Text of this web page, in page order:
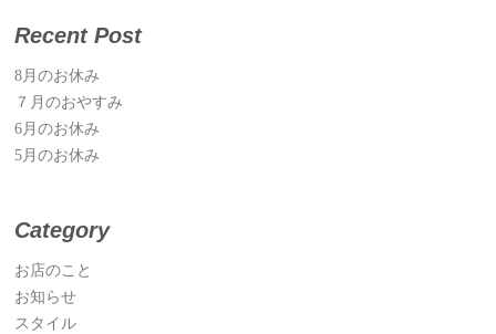
Recent Post
8月のお休み
７月のおやすみ
6月のお休み
5月のお休み
Category
お店のこと
お知らせ
スタイル